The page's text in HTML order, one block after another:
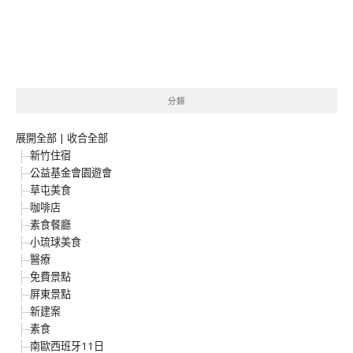
分類
展開全部 | 收合全部
新竹住宿
公益基金會園遊會
草屯美食
咖啡店
素食餐廳
小琉球美食
醫療
免費景點
屏東景點
新建案
素食
南歐西班牙11日